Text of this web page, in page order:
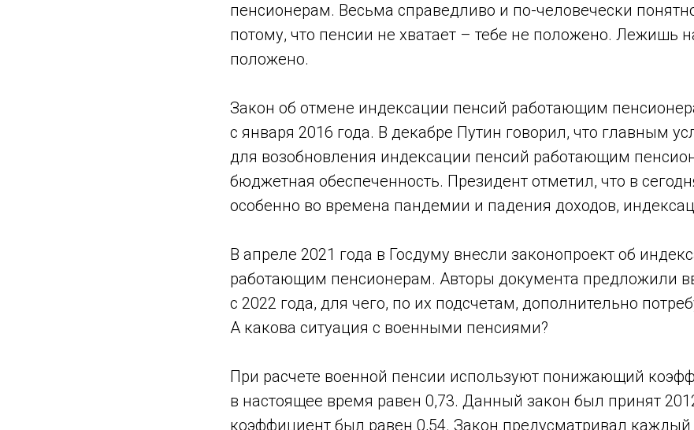
пенсионерам. Весьма справедливо и по-человечески
потому, что пенсии не хватает – тебе не положено. Лежишь
положено.
Закон об отмене индексации пенсий работающим
с января 2016 года. В декабре Путин говорил, что главным
для возобновления индексации пенсий работающим
бюджетная обеспеченность. Президент отметил, что в
особенно во времена пандемии и падения доходов,
В апреле 2021 года в Госдуму внесли законопроект об
работающим пенсионерам. Авторы документа предложили
с 2022 года, для чего, по их подсчетам, дополнительно
А какова ситуация с военными пенсиями?
При расчете военной пенсии используют понижающий
в настоящее время равен 0,73. Данный закон был принят
коэффициент был равен 0,54. Закон предусматривал каждый